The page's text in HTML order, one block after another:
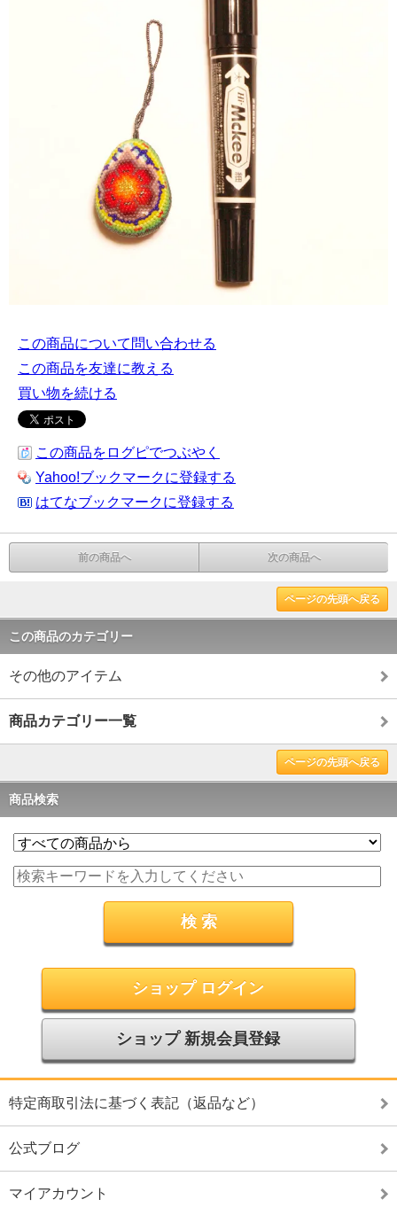
この商品について問い合わせる
この商品を友達に教える
買い物を続ける
この商品をログピでつぶやく
Yahoo!ブックマークに登録する
はてなブックマークに登録する
前の商品へ 次の商品へ
ページの先頭へ戻る
この商品のカテゴリー
その他のアイテム
商品カテゴリー一覧
ページの先頭へ戻る
商品検索
ショップ ログイン
ショップ 新規会員登録
特定商取引法に基づく表記（返品など）
公式ブログ
マイアカウント